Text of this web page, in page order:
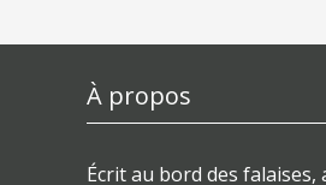
À propos
Écrit au bord des